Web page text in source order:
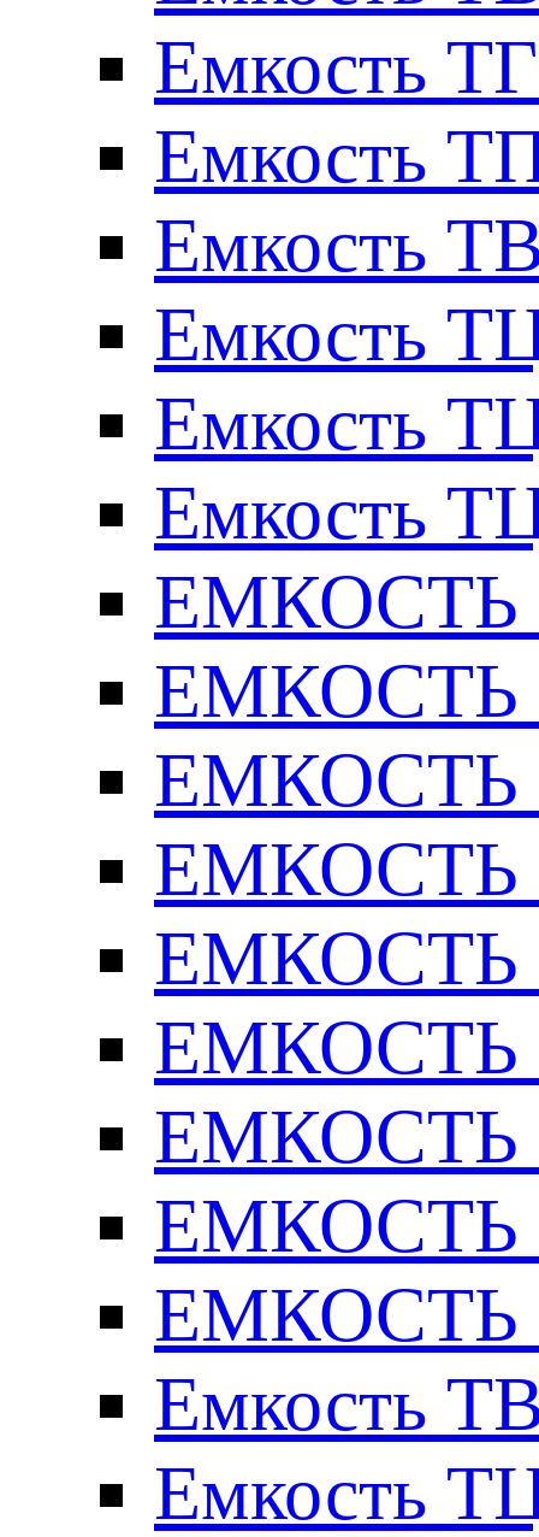
Емкость
Емкость
Емкость
Емкость
Емкость
Емкость
ЕМКОСТЬ
ЕМКОСТЬ
ЕМКОСТЬ
ЕМКОСТЬ
ЕМКОСТЬ
ЕМКОСТЬ
ЕМКОСТЬ
ЕМКОСТЬ
ЕМКОСТЬ
Емкость
Емкость